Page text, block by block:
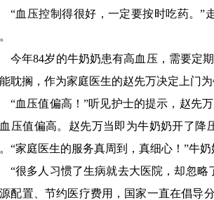
“血压控制得很好，一定要按时吃药。”
今年84岁的牛奶奶患有高血压，需要定
耽搁，作为家庭医生的赵先万决定上门
“血压值偏高！”听见护士的提示，赵先
压值偏高。赵先万当即为牛奶奶开了
“家庭医生的服务真周到，真细心！”牛
“很多人习惯了生病就去大医院，却忽
配置、节约医疗费用，国家一直在倡导